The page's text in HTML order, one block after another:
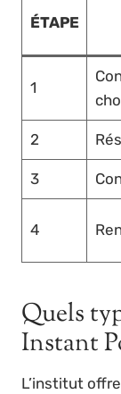
ÉTAPE
1
2
3
4
Quels
Instant
L’institut